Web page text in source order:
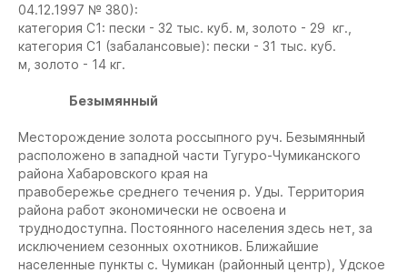
04.12.1997 № 380):
категория С1: пески - 32 тыс. куб. м, золото - 29 кг.,
категория С1 (забалансовые): пески - 31 тыс. куб.
м, золото - 14 кг.
Безымянный
Месторождение золота россыпного руч. Безымянный
расположено в западной части Тугуро-Чумиканского
района Хабаровского края на
правобережье среднего течения р. Уды. Территория
района работ экономически не освоена и
труднодоступна. Постоянного населения здесь нет, за
исключением сезонных охотников. Ближайшие
населенные пункты с. Чумикан (районный центр), Удское